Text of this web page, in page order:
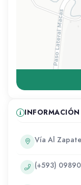
Vía Al
(+593)